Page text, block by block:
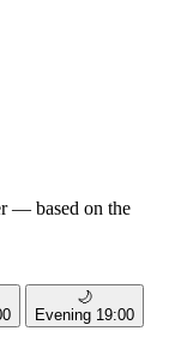
— based on the
🌙
Evening 19:00